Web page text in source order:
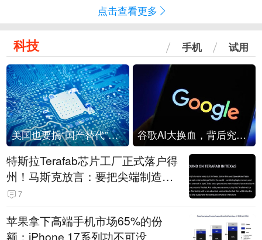
点击查看更多
科技 手机 试用
美国也要搞“国产替代”？先算清三笔账 谷歌AI大换血，背后究竟发生了什么？
特斯拉Terafab芯片工厂正式落户得
州！马斯克放言：要把尖端制造带
回美国
7
苹果拿下高端手机市场65%的份
额：iPhone 17系列功不可没